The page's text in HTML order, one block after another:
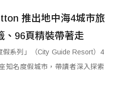
推出地中海4城市旅
、96頁精裝帶著走
系列」（City Guide Resort）4
知名度假城市，帶讀者深入探索